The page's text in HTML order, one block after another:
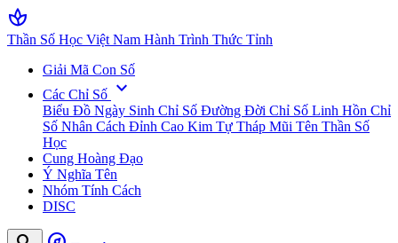
spa
Thần Số Học Việt Nam Hành Trình Thức Tỉnh
Giải Mã Con Số
Các Chỉ Số expand_more
Biểu Đồ Ngày Sinh Chỉ Số Đường Đời Chỉ Số Linh Hồn Chỉ
Số Nhân Cách Đỉnh Cao Kim Tự Tháp Mũi Tên Thần Số
Học
Cung Hoàng Đạo
Ý Nghĩa Tên
Nhóm Tính Cách
DISC